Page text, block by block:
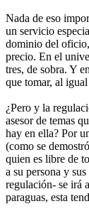
Nada de eso
un servicio
dominio del
precio. En el
tres, de sobra. Y
que tomar, al
¿Pero y la
asesor de temas
hay en ella? Por
(como se
quien es libre de
a su persona y
regulación- se irá
paraguas, esta